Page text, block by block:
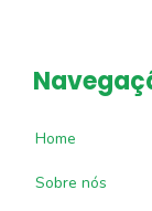
Home
Sobre nós